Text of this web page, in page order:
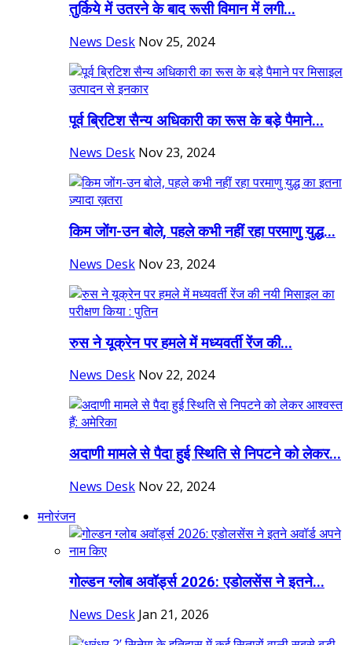
तुर्किये में उतरने के बाद रूसी विमान में लगी...
News Desk Nov 25, 2024
पूर्व ब्रिटिश सैन्य अधिकारी का रूस के बड़े पैमाने...
News Desk Nov 23, 2024
किम जोंग-उन बोले, पहले कभी नहीं रहा परमाणु युद्ध...
News Desk Nov 23, 2024
रुस ने यूक्रेन पर हमले में मध्यवर्ती रेंज की...
News Desk Nov 22, 2024
अदाणी मामले से पैदा हुई स्थिति से निपटने को लेकर...
News Desk Nov 22, 2024
मनोरंजन
गोल्डन ग्लोब अवॉर्ड्स 2026: एडोलसेंस ने इतने...
News Desk Jan 21, 2026